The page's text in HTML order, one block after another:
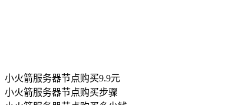
小火箭服务器节点购买9.9元
小火箭服务器节点购买步骤